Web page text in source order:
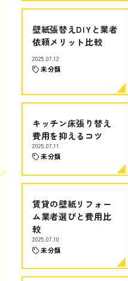
壁紙張替えDIYと業者
依頼メリット比較
2025.07.12
未分類
キッチン床張り替え
費用を抑えるコツ
2025.07.11
未分類
賃貸の壁紙リフォー
ム業者選びと費用比
較
2025.07.10
未分類